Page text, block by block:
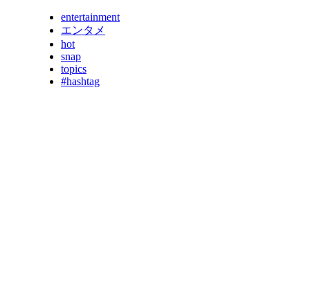
entertainment
エンタメ
hot
snap
topics
#hashtag